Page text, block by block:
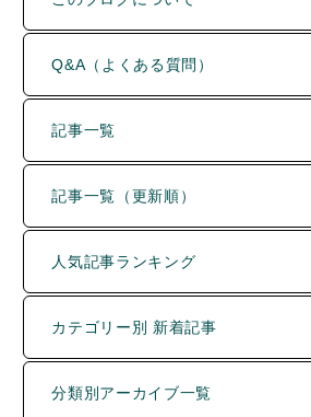
Q&A（よくある質問）
記事一覧
記事一覧（更新順）
人気記事ランキング
カテゴリー別 新着記事
分類別アーカイブ一覧
直近のコメント一覧